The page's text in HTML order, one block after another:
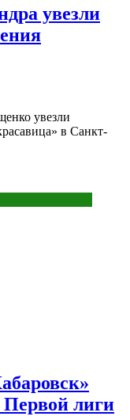
увезли
увезли
в Санкт-
лиги